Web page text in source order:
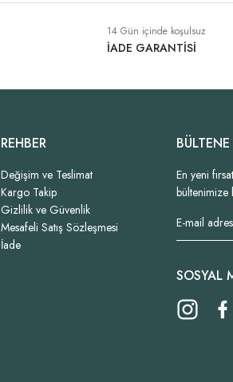
14 Gün içinde koşulsuz
İADE GARANTİSİ
REHBER
Değişim ve Teslimat
Kargo Takip
Gizlilik ve Güvenlik
Mesafeli Satış Sözleşmesi
İade
En yeni
bültenimize
SOSYAL